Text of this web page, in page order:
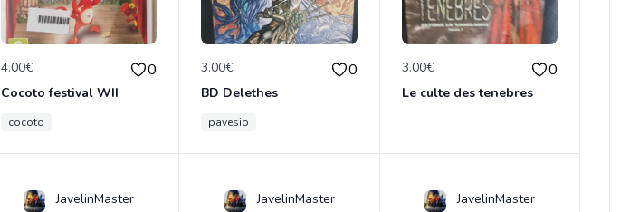
4.00€ 0
Cocoto festival WII
cocoto
3.00€ 0
BD Delethes
pavesio
3.00€ 0
Le culte des tenebres
JavelinMaster JavelinMaster JavelinMaster